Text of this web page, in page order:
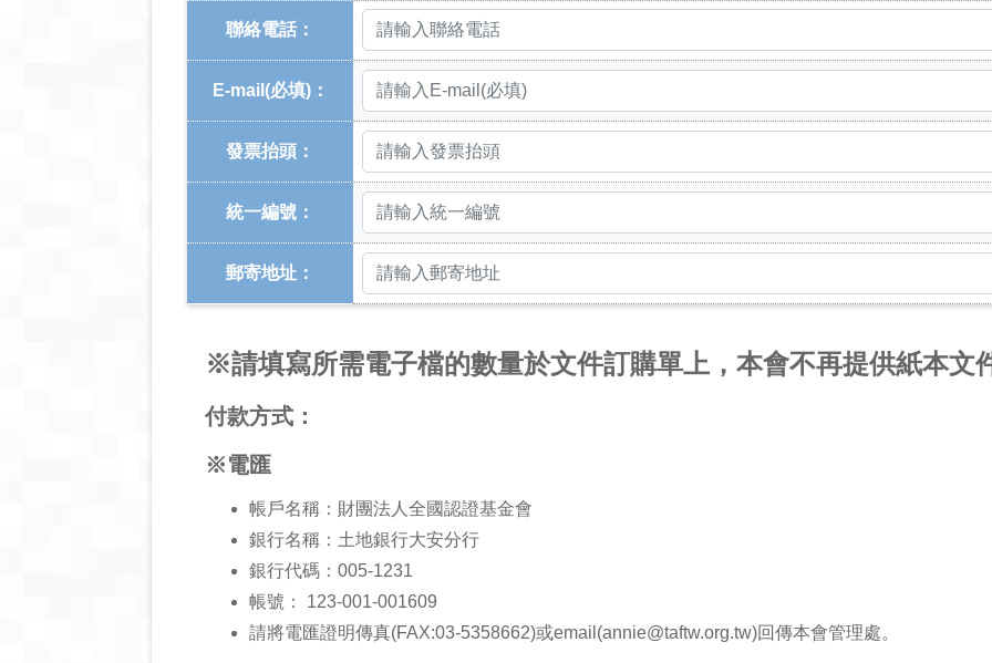
聯絡電話：
E-mail (必填)：
發票抬頭：
統一編號：
郵寄地址：
※請填寫所需電子檔的數量於文件訂購單上，本會不再提供紙本文
付款方式：
※電匯
帳戶名稱：財團法人全國認證基金會
銀行名稱：土地銀行大安分行
銀行代碼：005-1231
帳號： 123-001-001609
請將電匯證明傳真(FAX:03-5358662)或email(annie@taftw.org.tw)回傳本會管理處。